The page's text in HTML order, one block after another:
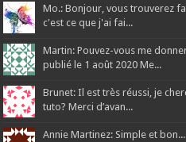
Mo.: Bonjour, vous trouverez
c'est ce que j'ai fai...
Martin: Pouvez-vous me
publié le 1 août 2020 Me...
Brunet: Il est très réussi, je
tuto? Merci d’avan...
Annie Martinez: Simple et bon...